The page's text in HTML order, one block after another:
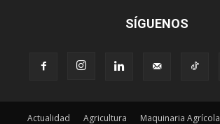
SÍGUENOS
Actualidad Agricultura Maquinaria Agrícola